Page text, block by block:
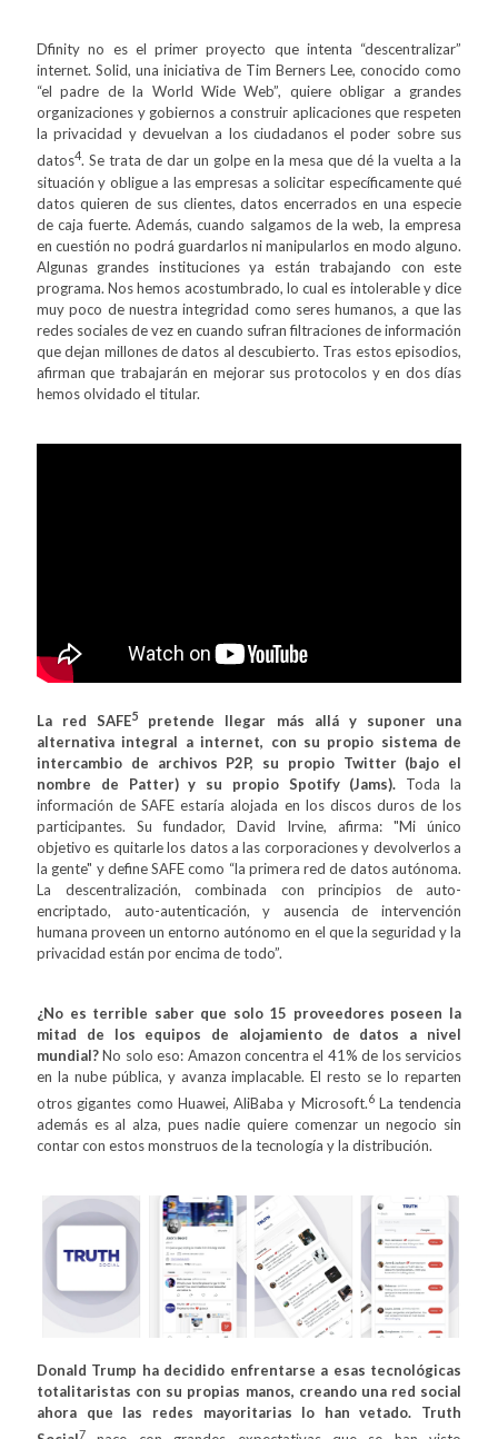
Dfinity no es el primer proyecto que intenta “descentralizar”
internet. Solid, una iniciativa de Tim Berners Lee, conocido como
“el padre de la World Wide Web”, quiere obligar a grandes
organizaciones y gobiernos a construir aplicaciones que respeten
la privacidad y devuelvan a los ciudadanos el poder sobre sus
datos4. Se trata de dar un golpe en la mesa que dé la vuelta a la
situación y obligue a las empresas a solicitar específicamente qué
datos quieren de sus clientes, datos encerrados en una especie
de caja fuerte. Además, cuando salgamos de la web, la empresa
en cuestión no podrá guardarlos ni manipularlos en modo alguno.
Algunas grandes instituciones ya están trabajando con este
programa. Nos hemos acostumbrado, lo cual es intolerable y dice
muy poco de nuestra integridad como seres humanos, a que las
redes sociales de vez en cuando sufran filtraciones de información
que dejan millones de datos al descubierto. Tras estos episodios,
afirman que trabajarán en mejorar sus protocolos y en dos días
hemos olvidado el titular.
La red SAFE5
pretende llegar más allá y suponer una
alternativa integral a internet, con su propio sistema de
intercambio de archivos P2P, su propio Twitter (bajo el
nombre de Patter) y su propio Spotify (Jams). Toda la
información de SAFE estaría alojada en los discos duros de los
participantes. Su fundador, David Irvine, afirma: "Mi único
objetivo es quitarle los datos a las corporaciones y devolverlos a
la gente" y define SAFE como “la primera red de datos autónoma.
La descentralización, combinada con principios de auto-
encriptado, auto-autenticación, y ausencia de intervención
humana proveen un entorno autónomo en el que la seguridad y la
privacidad están por encima de todo”.
¿No es terrible saber que solo 15 proveedores poseen la
mitad de los equipos de alojamiento de datos a nivel
mundial?No solo eso: Amazon concentra el 41% de los servicios
en la nube pública, y avanza implacable. El resto se lo reparten
otros gigantes como Huawei, AliBaba y Microsoft.6La tendencia
además es al alza, pues nadie quiere comenzar un negocio sin
contar con estos monstruos de la tecnología y la distribución.
Donald Trump ha decidido enfrentarse a esas tecnológicas
totalitaristas con su propias manos, creando una red social
ahora que las redes mayoritarias lo han vetado. Truth
7